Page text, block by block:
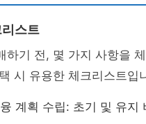
스트
하기 전, 몇 가지 사항을
시 유용한 체크리스트입
계획 수립: 초기 및 유지